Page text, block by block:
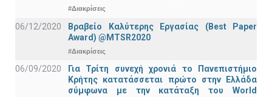
#Διακρίσεις
06/12/2020
Βραβείο Καλύτερης Εργασίας (Best Paper
Award) @MTSR2020
#Διακρίσεις
06/09/2020
Για Τρίτη συνεχή χρονιά το Πανεπιστήμιο
Κρήτης κατατάσσεται πρώτο στην Ελλάδα
σύμφωνα με την κατάταξη του World